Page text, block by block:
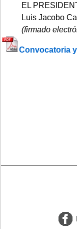
EL
Luis Jacobo
(firmado
Convocatoria